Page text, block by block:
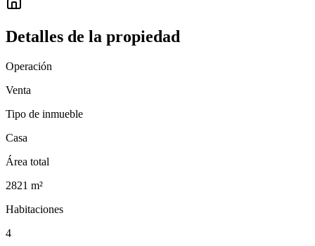
Detalles de la propiedad
Operación
Venta
Tipo de inmueble
Casa
Área total
2821 m²
Habitaciones
4